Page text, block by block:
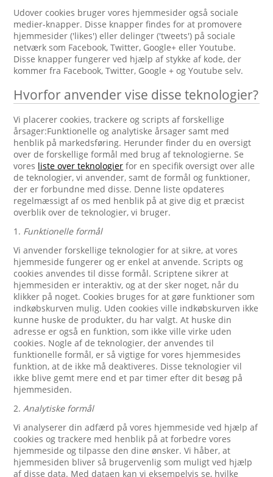
Udover cookies bruger vores hjemmesider også sociale
medier-knapper. Disse knapper findes for at promovere
hjemmesider ('likes') eller delinger ('tweets') på sociale
netværk som Facebook, Twitter, Google+ eller Youtube.
Disse knapper fungerer ved hjælp af stykke af kode, der
kommer fra Facebook, Twitter, Google + og Youtube selv.
Hvorfor anvender vise disse teknologier?
Vi placerer cookies, trackere og scripts af forskellige
årsager:Funktionelle og analytiske årsager samt med
henblik på markedsføring. Herunder finder du en oversigt
over de forskellige formål med brug af teknologierne. Se
vores liste over teknologier for en specifik oversigt over alle
de teknologier, vi anvender, samt de formål og funktioner,
der er forbundne med disse. Denne liste opdateres
regelmæssigt af os med henblik på at give dig et præcist
overblik over de teknologier, vi bruger.
1. Funktionelle formål
Vi anvender forskellige teknologier for at sikre, at vores
hjemmeside fungerer og er enkel at anvende. Scripts og
cookies anvendes til disse formål. Scriptene sikrer at
hjemmesiden er interaktiv, og at der sker noget, når du
klikker på noget. Cookies bruges for at gøre funktioner som
indkøbskurven mulig. Uden cookies ville indkøbskurven ikke
kunne huske de produkter, du har valgt. At huske din
adresse er også en funktion, som ikke ville virke uden
cookies. Nogle af de teknologier, der anvendes til
funktionelle formål, er så vigtige for vores hjemmesides
funktion, at de ikke må deaktiveres. Disse teknologier vil
ikke blive gemt mere end et par timer efter dit besøg på
hjemmesiden.
2.Analytiske formål
Vi analyserer din adfærd på vores hjemmeside ved hjælp af
cookies og trackere med henblik på at forbedre vores
hjemmeside og tilpasse den dine ønsker. Vi håber, at
hjemmesiden bliver så brugervenlig som muligt ved hjælp
af disse data. Med dataen kan vi eksempelvis se, hvilke